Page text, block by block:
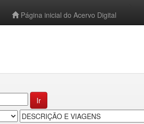
Página inicial do Acervo Digital